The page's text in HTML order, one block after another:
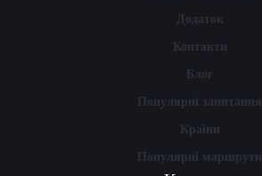
Додаток
Контакти
Блог
Популярні запитання
Країни
Популярні маршрути